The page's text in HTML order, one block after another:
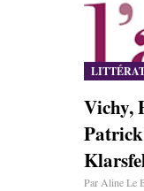
Vichy,
Par Aline Le